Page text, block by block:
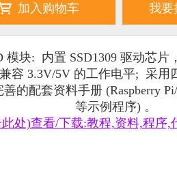
加入购物车 我要
模块: 内置 SSD1309 驱动芯片
容 3.3V/5V 的工作电平; 采用
的配套资料手册 (Raspberry Pi/
等示例程序) 。
处)查看/下载:教程,资料,程序,